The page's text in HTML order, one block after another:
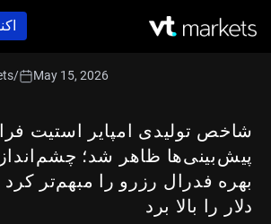
شاخص تولیدی امپایر استیت
پیش‌بینی‌ها ظاهر شد؛
بهره فدرال رزرو را مبهم‌تر کرد
دلار را بالا برد
/ May 15, 2026